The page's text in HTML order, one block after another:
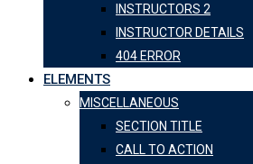
INSTRUCTORS 2
INSTRUCTOR DETAILS
404 ERROR
ELEMENTS
MISCELLANEOUS
SECTION TITLE
CALL TO ACTION